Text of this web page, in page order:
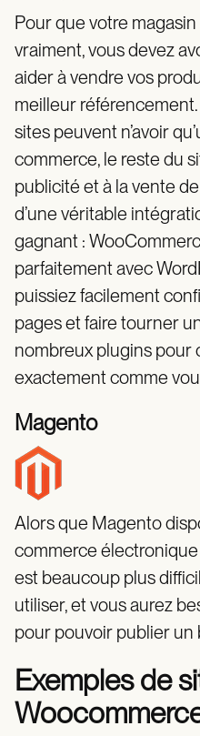
Pour que votre
vraiment, vous devez
aider à vendre vos
meilleur
sites peuvent n’avoir
commerce, le reste du
publicité et à la vente
d’une véritable
gagnant :
parfaitement avec
puissiez facilement
pages et faire tourner
nombreux plugins pour
exactement comme
Magento
Alors que Magento
commerce
est beaucoup plus
utiliser, et vous aurez
pour pouvoir publier un
Exemples de